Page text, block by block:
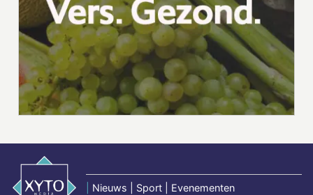
Nieuws | Sport | Evenementen